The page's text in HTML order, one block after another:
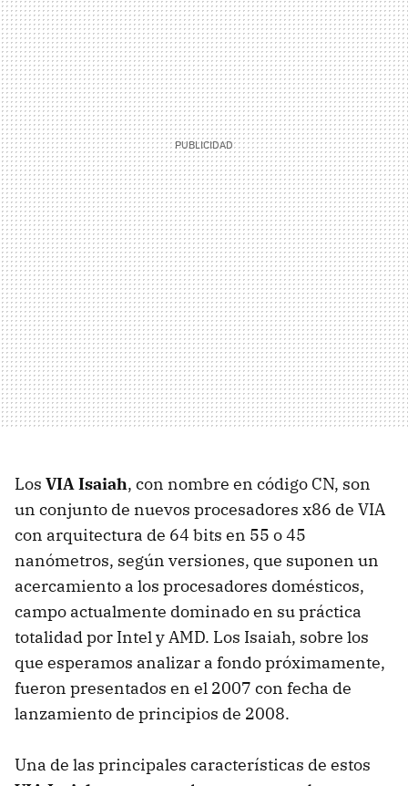
Los VIA Isaiah, con nombre en código CN, son
un conjunto de nuevos procesadores x86 de VIA
con arquitectura de 64 bits en 55 o 45
nanómetros, según versiones, que suponen un
acercamiento a los procesadores domésticos,
campo actualmente dominado en su práctica
totalidad por Intel y AMD. Los Isaiah, sobre los
que esperamos analizar a fondo próximamente,
fueron presentados en el 2007 con fecha de
lanzamiento de principios de 2008.
Una de las principales características de estos